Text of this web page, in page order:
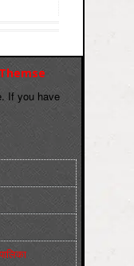
If you have